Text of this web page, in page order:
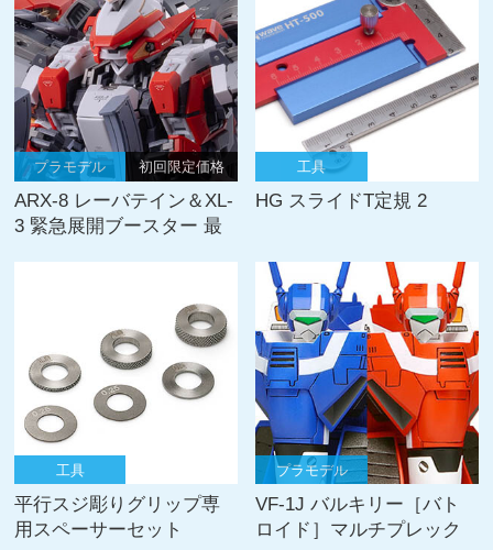
プラモデル 初回限定価格
ARX-8 レーバテイン＆XL-
3 緊急展開ブースター 最
工具
HG スライドT定規 2
工具
平行スジ彫りグリップ専
用スペーサーセット
プラモデル
VF-1J バルキリー［バト
ロイド］マルチプレック